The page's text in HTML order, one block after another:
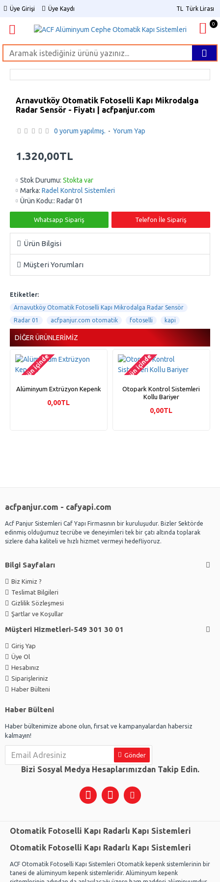
Üye Girişi Üye Kaydı TL Türk Lirası
0
Arnavutköy Otomatik Fotoselli Kapı Mikrodalga
Radar Sensör - Fiyatı | acfpanjur.com
Stok Durumu: Stokta var
Marka: Radel Kontrol Sistemleri
Ürün Kodu:: Radar 01
0 yorum yapılmış. - Yorum Yap
1.320,00TL
Whatsapp Sipariş Telefon İle Sipariş
Ürün Bilgisi
Müşteri Yorumları
Etiketler:
Arnavutköy Otomatik Fotoselli Kapı Mikrodalga Radar Sensör
Radar 01
acfpanjur.com otomatik fotoselli kapi
DIĞER ÜRÜNLERIMIZ
2-3 gün içinde
Alüminyum Extrüzyon Kepenk
0,00TL
2-3 gün içinde
Otopark Kontrol Sistemleri
Kollu Bariyer
0,00TL
acfpanjur.com - cafyapi.com
Acf Panjur Sistemleri Caf Yapı Firmasının bir kuruluşudur. Bizler Sektörde
edinmiş olduğumuz tecrübe ve deneyimleri tek bir çatı altında toplarak
sizlere daha kaliteli ve hızlı hizmet vermeyi hedefliyoruz.
Bilgi Sayfaları
Biz Kimiz ?
Teslimat Bilgileri
Gizlilik Sözleşmesi
Şartlar ve Koşullar
Müşteri Hizmetleri-549 301 30 01
Giriş Yap
Üye Ol
Hesabınız
Siparişleriniz
Haber Bülteni
Haber Bülteni
Haber bültenimize abone olun, fırsat ve kampanyalardan habersiz
kalmayın!
Gönder
Bizi Sosyal Medya Hesaplarımızdan Takip Edin.
Otomatik Fotoselli Kapı Radarlı Kapı Sistemleri
Otomatik Fotoselli Kapı Radarlı Kapı Sistemleri
ACF Otomatik Fotoselli Kapı Sistemleri Otomatik kepenk sistemlerinin bir
tanesi de alüminyum kepenk sistemleridir. Alüminyum kepenk